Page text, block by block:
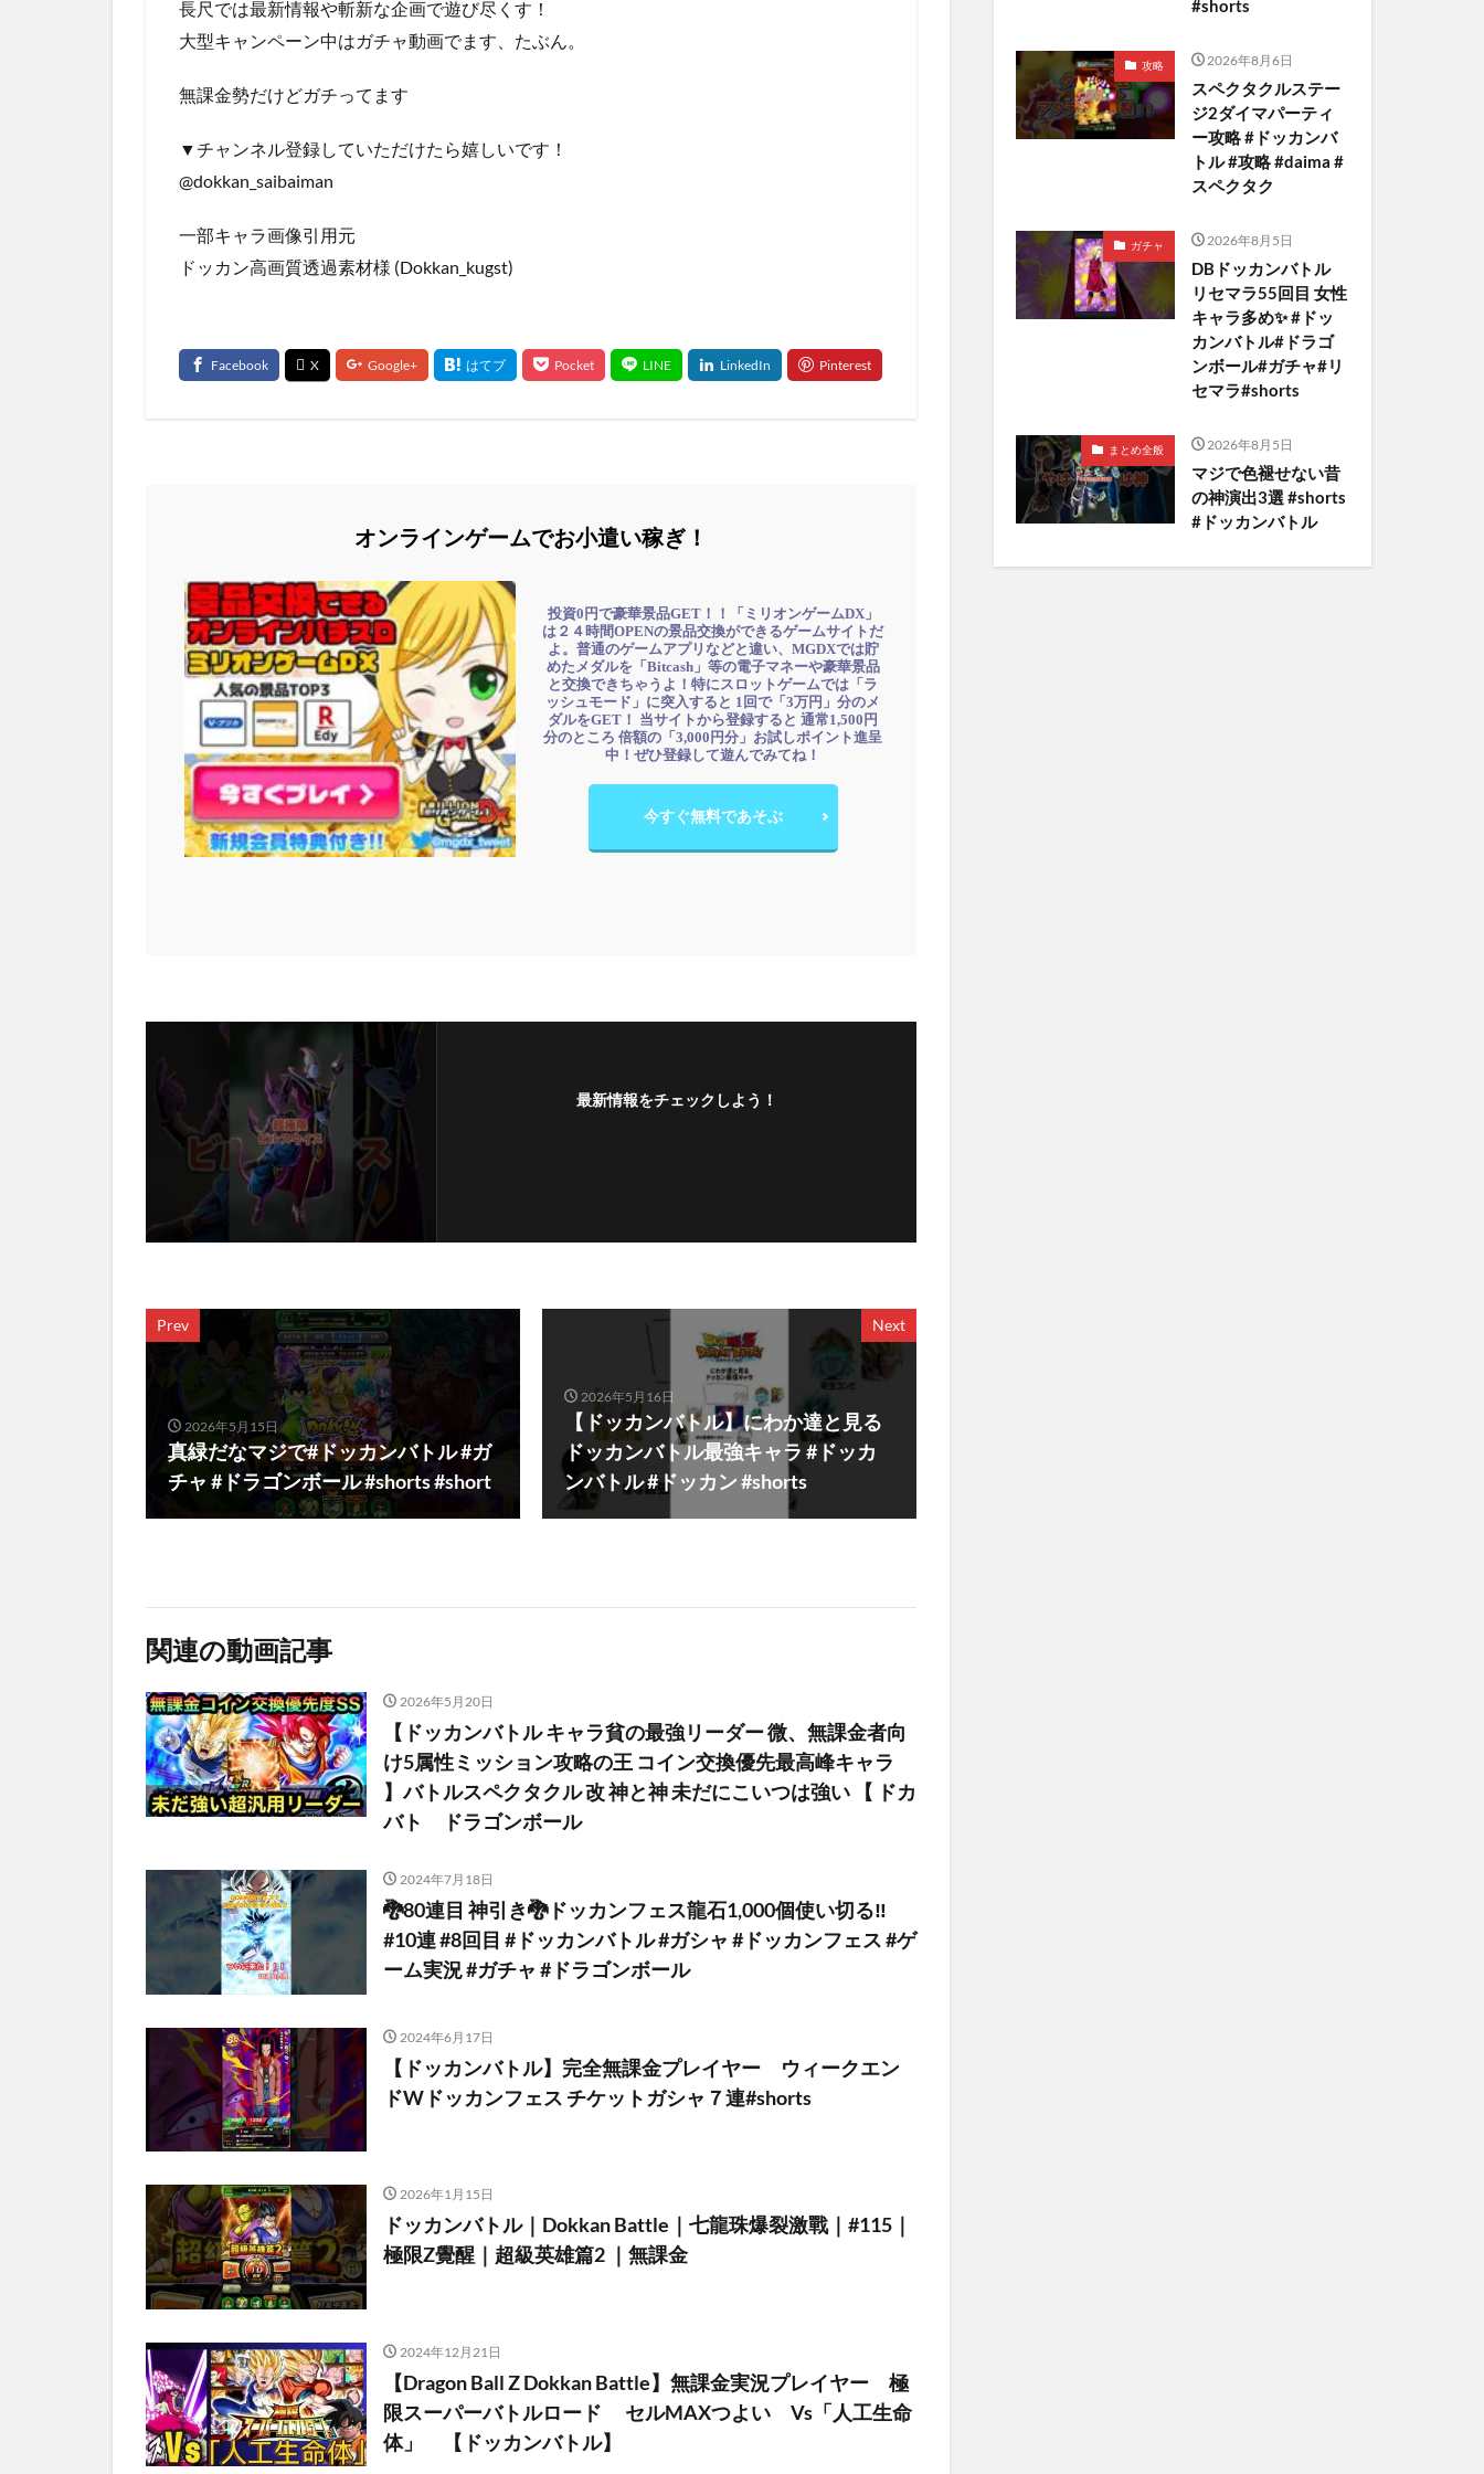
長尺では最新情報や斬新な企画で遊び尽くす！
大型キャンペーン中はガチャ動画でます、たぶん。
無課金勢だけどガチってます
▼チャンネル登録していただけたら嬉しいです！
@dokkan_saibaiman
一部キャラ画像引用元
ドッカン高画質透過素材様 (Dokkan_kugst)
オンラインゲームでお小遣い稼ぎ！
投資0円で豪華景品GET！！「ミリオンゲームDX」
は２４時間OPENの景品交換ができるゲームサイトだ
よ。普通のゲームアプリなどと違い、MGDXでは貯
めたメダルを「Bitcash」等の電子マネーや豪華景品
と交換できちゃうよ！特にスロットゲームでは「ラ
ッシュモード」に突入すると 1回で「3万円」分のメ
ダルをGET！ 当サイトから登録すると 通常1,500円
分のところ 倍額の「3,000円分」お試しポイント進呈
中！ぜひ登録して遊んでみてね！
今すぐ無料であそぶ
最新情報をチェックしよう！
Prev
2026年5月15日
真緑だなマジで#ドッカンバトル #ガ
チャ #ドラゴンボール #shorts #short
Next
2026年5月16日
【ドッカンバトル】にわか達と見る
ドッカンバトル最強キャラ #ドッカ
ンバトル #ドッカン #shorts
関連の動画記事
2026年5月20日
【ドッカンバトル キャラ貧の最強リーダー 微、無課金者向
け5属性ミッション攻略の王 コイン交換優先最高峰キャラ
】バトルスペクタクル 改 神と神 未だにこいつは強い 【 ドカ
バト ドラゴンボール
2024年7月18日
🐉80連目 神引き🐉ドッカンフェス龍石1,000個使い切る‼️
#10連 #8回目 #ドッカンバトル #ガシャ #ドッカンフェス #ゲ
ーム実況 #ガチャ #ドラゴンボール
2024年6月17日
【ドッカンバトル】完全無課金プレイヤー ウィークエン
ドWドッカンフェス チケットガシャ７連#shorts
2026年1月15日
ドッカンバトル｜Dokkan Battle｜七龍珠爆裂激戰｜#115｜
極限Z覺醒｜超級英雄篇2 ｜無課金
2024年12月21日
【Dragon Ball Z Dokkan Battle】無課金実況プレイヤー 極
限スーパーバトルロード セルMAXつよい Vs「人工生命
体」 【ドッカンバトル】
#shorts
攻略 2026年8月6日
スペクタクルステー
ジ2ダイマパーティ
ー攻略 #ドッカンバ
トル #攻略 #daima #
スペクタク
ガチャ 2026年8月5日
DBドッカンバトル
リセマラ55回目 女性
キャラ多め✨️ #ドッ
カンバトル#ドラゴ
ンボール#ガチャ#リ
セマラ#shorts
まとめ全般 2026年8月5日
マジで色褪せない昔
の神演出3選 #shorts
#ドッカンバトル